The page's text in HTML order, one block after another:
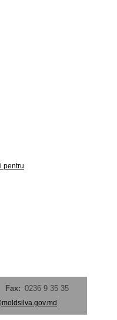
pentru
Fax: 0236 9 35 35